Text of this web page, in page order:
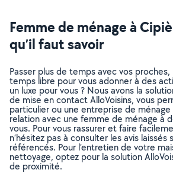
Femme de ménage à
qu’il faut savoir
Passer plus de temps avec vos
temps libre pour vous adonner à des
un luxe pour vous ? Nous avons la
de mise en contact AlloVoisins, vous
particulier ou une entreprise de
relation avec une femme de ménage à
vous. Pour vous rassurer et faire
n’hésitez pas à consulter les avis laissés
référencés. Pour l’entretien de votre
nettoyage, optez pour la solution
de proximité.